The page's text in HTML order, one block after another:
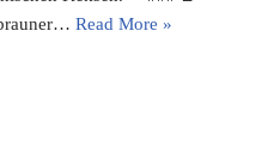
Read More »